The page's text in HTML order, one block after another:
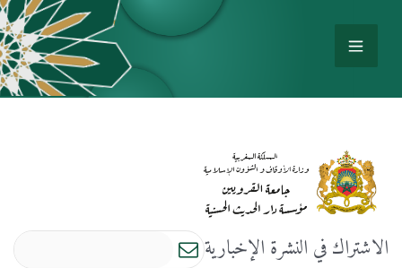
الاشتراك في النشرة الإخبارية